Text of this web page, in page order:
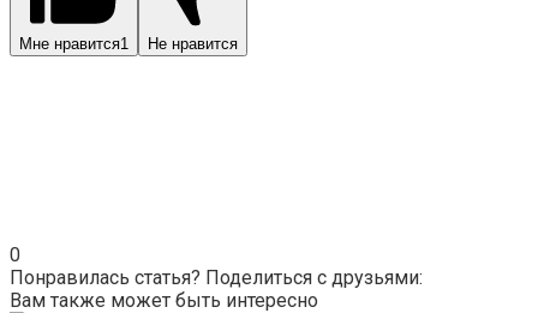
Мне нравится1 Не нравится
0
Понравилась статья? Поделиться с друзьями:
Вам также может быть интересно